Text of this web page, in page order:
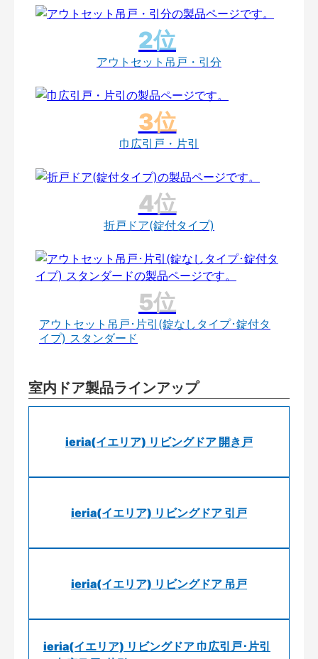
アウトセット吊戸・引分
巾広引戸・片引
折戸ドア(錠付タイプ)
アウトセット吊戸･片引(錠なしタイプ･錠付タ
イプ) スタンダード
室内ドア製品ラインアップ
ieria(イエリア) リビングドア 開き戸
ieria(イエリア) リビングドア 引戸
ieria(イエリア) リビングドア 吊戸
ieria(イエリア) リビングドア 巾広引戸･片引